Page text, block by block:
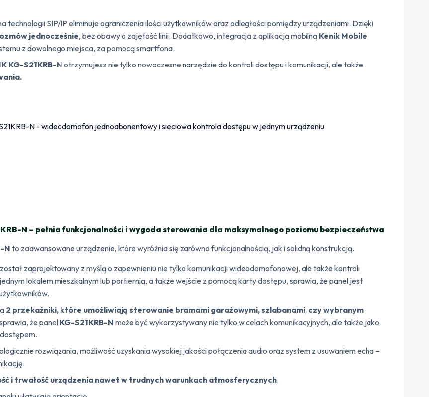
technologii SIP/IP eliminuje ograniczenia ilości użytkowników oraz odległości pomiędzy urządzeniami. Dzięki
jednocześnie, bez obawy o zajętość linii. Dodatkowo, integracja z aplikacją mobilną Kenik Mobile
z dowolnego miejsca, za pomocą smartfona.
KG-S21KRB-N otrzymujesz nie tylko nowoczesne narzędzie do kontroli dostępu i komunikacji, ale także
N – pełnia funkcjonalności i wygoda sterowania dla maksymalnego poziomu bezpieczeństwa
Nto zaawansowane urządzenie, które wyróżnia się zarówno funkcjonalnością, jak i solidną konstrukcją.
został zaprojektowany z myślą o zapewnieniu nie tylko komunikacji wideodomofonowej, ale także kontroli
lokalem mieszkalnym lub portiernią, a także wejście z pomocą karty dostępu, sprawia, że panel jest
2 przekaźniki, które umożliwiają sterowanie bramami garażowymi, szlabanami, czy wybranym
że panelKG-S21KRB-N może być wykorzystywany nie tylko w celach komunikacyjnych, ale także jako
rozwiązania, możliwość uzyskania wysokiej jakości połączenia audio oraz system z usuwaniem echa –
i trwałość urządzenia nawet w trudnych warunkach atmosferycznych.